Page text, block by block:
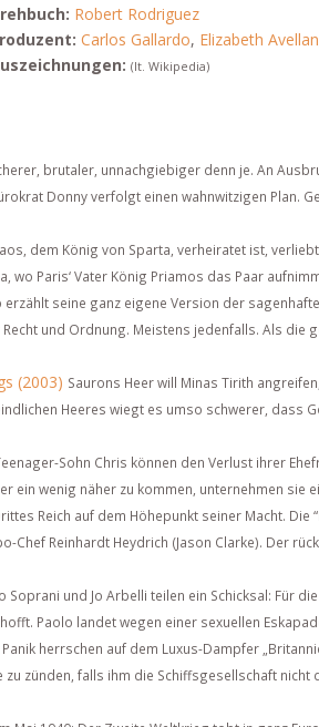
Robert Rodriguez
Carlos Gallardo, Elizabeth Avellan
(lt. Wikipedia)
brutaler, unnachgiebiger denn je. An
Donny verfolgt einen wahnwitzigen Plan.
dem König von Sparta, verheiratet ist,
wo Paris‘ Vater König Priamos das Paar
seine ganz eigene Version der
und Ordnung. Meistens jedenfalls. Als die
(2003) Saurons Heer will Minas Tirith
Heeres wiegt es umso schwerer, dass
Sohn Chris können den Verlust ihrer
ein wenig näher zu kommen, unternehmen sie
Reich auf dem Höhepunkt seiner Macht. Die
Chef Reinhardt Heydrich (Jason Clarke). Der
Soprani und Jo Arbelli teilen ein Schicksal: Für
Paolo landet wegen einer sexuellen
herrschen auf dem Luxus-Dampfer
zünden, falls ihm die Schiffsgesellschaft nicht